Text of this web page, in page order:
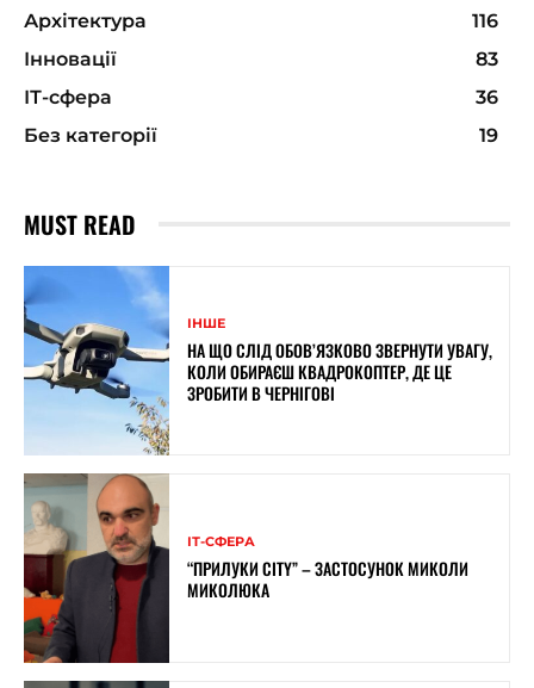
Архітектура
116
Інновації
83
ІТ-сфера
36
Без категорії
19
MUST READ
ІНШЕ
НА ЩО СЛІД ОБОВ’ЯЗКОВО ЗВЕРНУТИ УВАГУ,
КОЛИ ОБИРАЄШ КВАДРОКОПТЕР, ДЕ ЦЕ
ЗРОБИТИ В ЧЕРНІГОВІ
ІТ-СФЕРА
“ПРИЛУКИ CITY” – ЗАСТОСУНОК МИКОЛИ
МИКОЛЮКА